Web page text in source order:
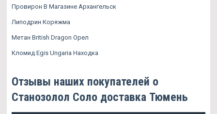
Провирон В Магазине Архангельск
Липодрин Коряжма
Метан British Dragon Орел
Кломид Egis Ungaria Находка
Отзывы наших покупателей о
Станозолол Соло доставка Тюмень